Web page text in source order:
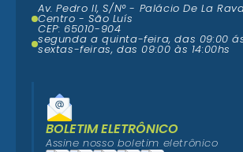
Av. Pedro II, S/N° - Palácio De La
Centro - São Luís
CEP: 65010-904
segunda a quinta-feira, das 09:00
sextas-feiras, das 09:00 às 14:00hs
BOLETIM ELETRÔNICO
Assine nosso boletim eletrônico